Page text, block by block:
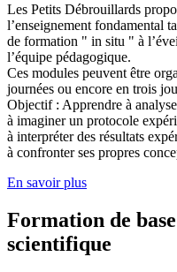
Les Petits Débrouillards
l’enseignement fondamental
de formation " in situ " à
l’équipe pédagogique.
Ces modules peuvent être
journées ou encore en trois
Objectif : Apprendre à
à imaginer un protocole
à interpréter des résultats
à confronter ses propres
En savoir plus
Formation de
scientifique